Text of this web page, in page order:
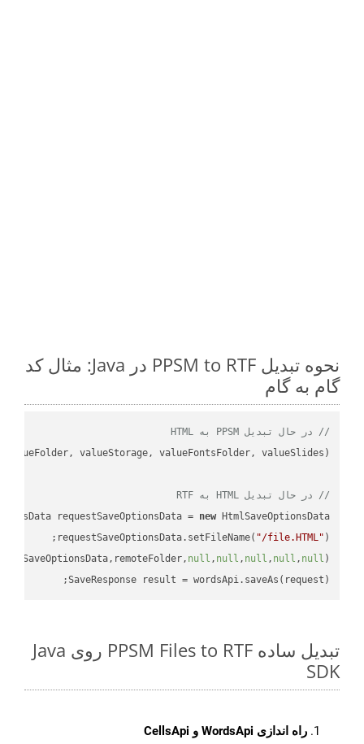
نحوه تبدیل PPSM to RTF در Java: مثال کد
گام به گام
// در حال تبدیل PPSM به HTML
// در حال تبدیل HTML به RTF
requestSaveOptionsData = new
requestSaveOptionsData.setFileName( "/file.HTML"
null , null , null , null , null
SaveResponse result = wordsApi.saveAs(request);
تبدیل ساده PPSM Files to RTF روی Java
SDK
راه اندازی WordsApi و CellsApi